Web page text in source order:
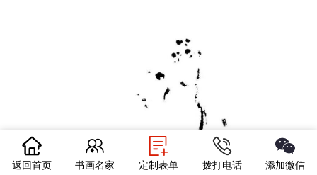
返回首页 书画名家 定制表单 拨打电话 添加微信